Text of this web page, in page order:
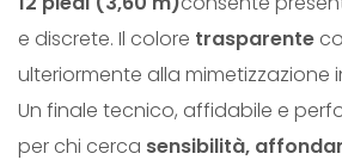
A
P
E
R
e discrete. Il colore trasparente
ulteriormente alla mimetizzazione
Un finale tecnico, affidabile e
per chi cerca sensibilità,